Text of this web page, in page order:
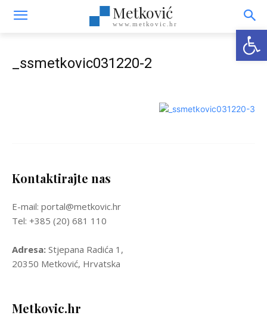
Metković
www.metkovic.hr
_ssmetkovic031220-2
Kontaktirajte nas
E-mail: portal@metkovic.hr
Tel: +385 (20) 681 110
Adresa: Stjepana Radića 1,
20350 Metković, Hrvatska
Metkovic.hr